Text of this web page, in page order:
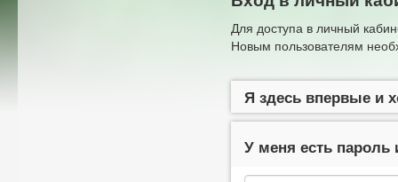
Для доступа в личный
Новым пользователям
Я здесь впервые и
У меня есть пароль